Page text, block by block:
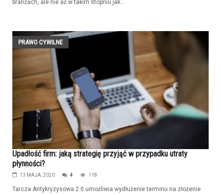
branżach, ale nie aż w takim stopniu jak...
PRAWO CYWILNE
Upadłość firm: jaką strategię przyjąć w przypadku utraty
płynności?
13 MAJA, 2020 4 118
Tarcza Antykryzysowa 2.0 umożliwia wydłużenie terminu na złożenie